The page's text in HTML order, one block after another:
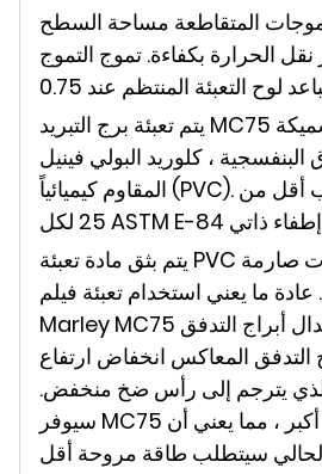
المتقاطعة مساحة السطح
الحرارة بكفاءة. تموج التموج
يتم تعبئة برج التبريد MC75 بالحرارة من 0.15 سميكة
، كلوريد البولي فينيل
المقاوم كيميائياً (PVC). معدل انتشار اللهب أقل من
يتم بثق مادة تعبئة PVC وتصنيعها بمواصفات صارمة
ما يعني استخدام تعبئة فيلم
Marley MC75 لبرج التبريد لاستبدال أبراج التدفق
التدفق المعاكس انخفاض ارتفاع
يترجم إلى رأس ضخ منخفض.
سيوفر MC75 أيضًا سعة تبريد أكبر ، مما يعني أن